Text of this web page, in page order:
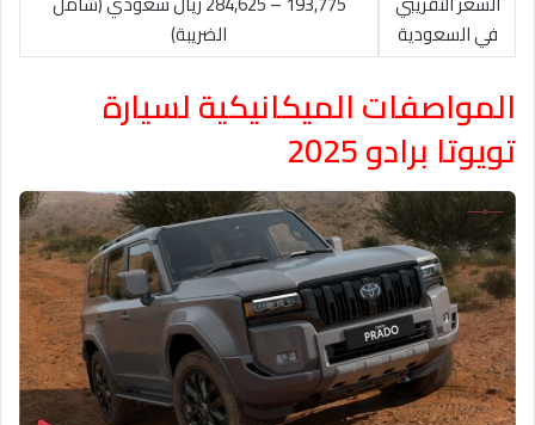
في السعودية
الضريبة)
المواصفات الميكانيكية لسيارة
تويوتا برادو 2025